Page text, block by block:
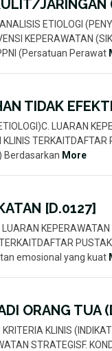
JARINGAN
ETIOLOGI
KEPERAWATAN
(Persatuan Perawat
TIDAK
LUARAN
TERKAITDAFTAR
Berdasarkan More
[D.0127]
KEPERAWATAN
emosional yang kuat
ORANG TUA
KLINIS
STRATEGISF.